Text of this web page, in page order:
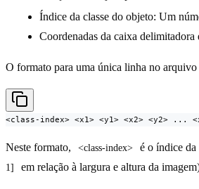
Índice da classe do objeto: Um
Coordenadas da caixa delimitadora
O formato para uma única linha no
<class-index> <x1> <y1> <x2> <y2> ...
Neste formato, <class-index> é o índice da
1]
em relação à largura e altura da